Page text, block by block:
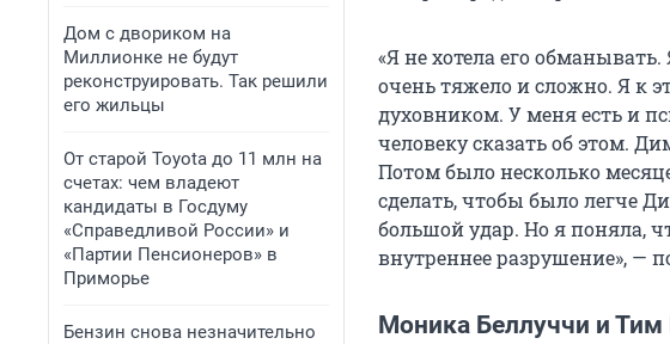
Дом с двориком на
Миллионке не будут
реконструировать. Так решили
его жильцы
От старой Toyota до 11 млн на
счетах: чем владеют
кандидаты в Госдуму
«Справедливой России» и
«Партии Пенсионеров» в
Приморье
Бензин снова незначительно
«Я не хотела его
очень тяжело и сложно. Я к
духовником. У меня есть и
человеку сказать об этом.
Потом было несколько
сделать, чтобы было легче
большой удар. Но я поняла,
внутреннее разрушение», —
Моника Беллуччи и Тим